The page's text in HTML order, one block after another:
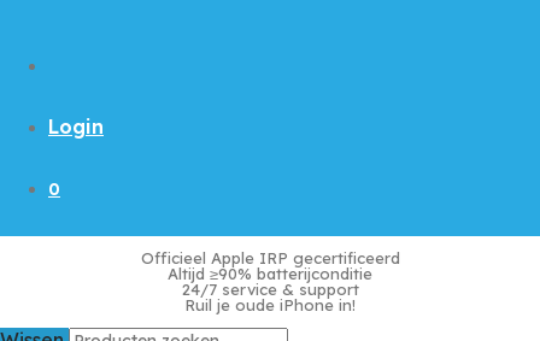
Login
0
Officieel Apple IRP gecertificeerd
Altijd ≥90% batterijconditie
24/7 service & support
Ruil je oude iPhone in!